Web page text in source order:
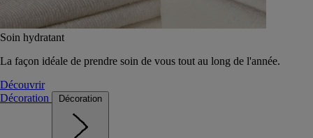
Soin hydratant
La façon idéale de prendre soin de vous tout au long de l'année.
Découvrir
Décoration
Décoration